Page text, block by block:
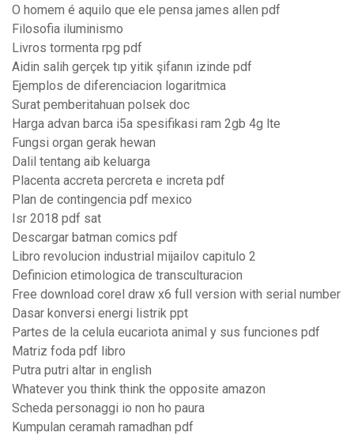
O homem é aquilo que ele pensa james allen pdf
Filosofia iluminismo
Livros tormenta rpg pdf
Aidin salih gerçek tıp yitik şifanın izinde pdf
Ejemplos de diferenciacion logaritmica
Surat pemberitahuan polsek doc
Harga advan barca i5a spesifikasi ram 2gb 4g lte
Fungsi organ gerak hewan
Dalil tentang aib keluarga
Placenta accreta percreta e increta pdf
Plan de contingencia pdf mexico
Isr 2018 pdf sat
Descargar batman comics pdf
Libro revolucion industrial mijailov capitulo 2
Definicion etimologica de transculturacion
Free download corel draw x6 full version with serial number
Dasar konversi energi listrik ppt
Partes de la celula eucariota animal y sus funciones pdf
Matriz foda pdf libro
Putra putri altar in english
Whatever you think think the opposite amazon
Scheda personaggi io non ho paura
Kumpulan ceramah ramadhan pdf